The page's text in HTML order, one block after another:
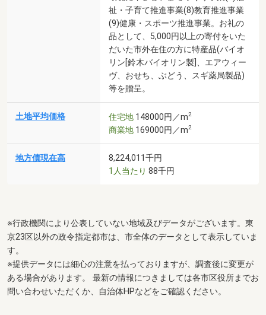
祉・子育て推進事業(8)教育推進事業
(9)健康・スポーツ推進事業。お礼の
品として、5,000円以上の寄付をいた
だいた市外在住の方に特産品(バイオ
リン[鈴木バイオリン製]、エアウィー
ヴ、おせち、ぶどう、スギ薬局製品)
等を贈呈。
土地平均価格 住宅地 148000円／m2
商業地 169000円／m2
地方債現在高
8,224,011千円
1人当たり 88千円
※行政機関により公表していない地域及びデータがございます。東
京23区以外の政令指定都市は、市全体のデータとして表示していま
す。
※提供データには細心の注意を払っておりますが、調査後に変更が
ある場合があります。 最新の情報につきましては各市区役所までお
問い合わせいただくか、自治体HPなどをご確認ください。